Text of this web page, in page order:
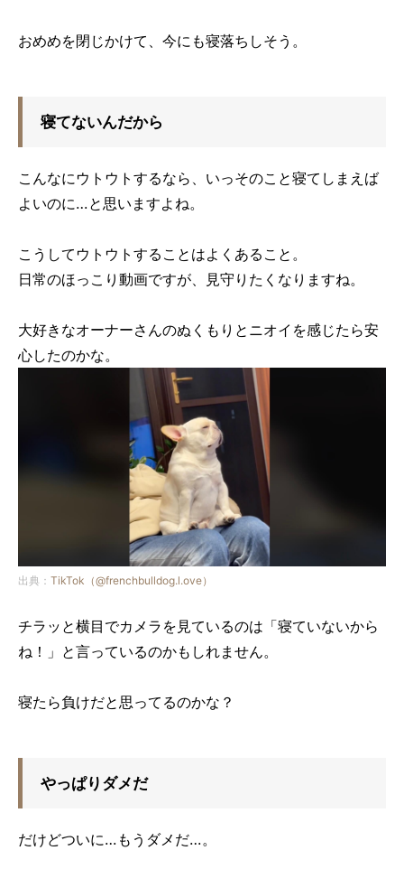
おめめを閉じかけて、今にも寝落ちしそう。
寝てないんだから
こんなにウトウトするなら、いっそのこと寝てしまえば
よいのに…と思いますよね。
こうしてウトウトすることはよくあること。
日常のほっこり動画ですが、見守りたくなりますね。
大好きなオーナーさんのぬくもりとニオイを感じたら安
心したのかな。
出典： TikTok（@frenchbulldog.l.ove）
チラッと横目でカメラを見ているのは「寝ていないから
ね！」と言っているのかもしれません。
寝たら負けだと思ってるのかな？
やっぱりダメだ
だけどついに…もうダメだ…。